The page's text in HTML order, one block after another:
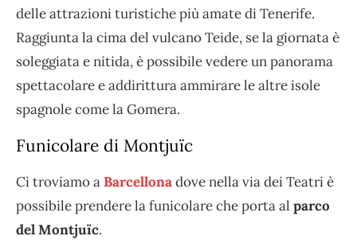
delle attrazioni turistiche più amate di Tenerife.
Raggiunta la cima del vulcano Teide, se la giornata è
soleggiata e nitida, è possibile vedere un panorama
spettacolare e addirittura ammirare le altre isole
spagnole come la Gomera.
Funicolare di Montjuïc
Ci troviamo aBarcellonadove nella via dei Teatri è
possibile prendere la funicolare che porta al parco
del Montjuïc.